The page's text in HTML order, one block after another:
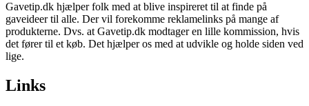
Gavetip.dk hjælper folk med at blive inspireret til at finde på
gaveideer til alle. Der vil forekomme reklamelinks på mange af
produkterne. Dvs. at Gavetip.dk modtager en lille kommission, hvis
det fører til et køb. Det hjælper os med at udvikle og holde siden ved
lige.
Links